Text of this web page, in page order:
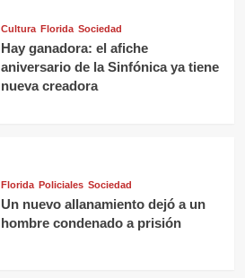
Cultura Florida Sociedad
Hay ganadora: el afiche
aniversario de la Sinfónica ya tiene
nueva creadora
Florida Policiales Sociedad
Un nuevo allanamiento dejó a un
hombre condenado a prisión